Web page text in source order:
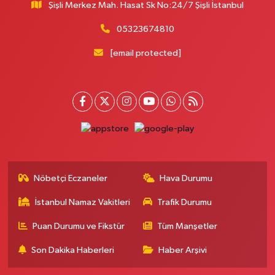
Çobançeşme Mahallesi Dr. Sadık Ahmet Sokak 23 A Çobançeşme Aile
ve Küçükçekmece 18 Nolu ASM karşısı
Şişli Merkez Mahallesi Abidei Hürriyet Caddesi 134 B Marriott Otelin
solunda, Carrefoursa marketin yanı
Zeynep Şifa Eczanesi
Şişli Merkez Mah. Hasat Sk No:24/7 Şişli İstanbul
05323674810
[email protected]
Nöbetçi Eczaneler Hava Durumu
İstanbul Namaz Vakitleri Trafik Durumu
Puan Durumu ve Fikstür Tüm Manşetler
Son Dakika Haberleri Haber Arşivi